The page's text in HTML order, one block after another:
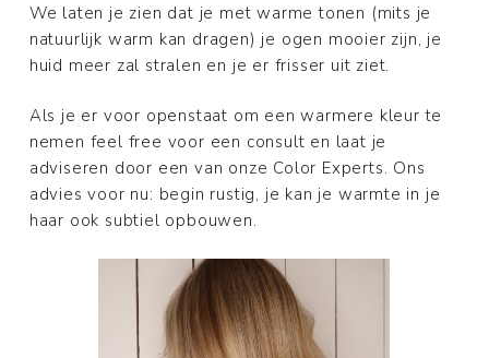
We laten je zien dat je met warme tonen (mits je
natuurlijk warm kan dragen) je ogen mooier zijn, je
huid meer zal stralen en je er frisser uit ziet.
Als je er voor openstaat om een warmere kleur te
nemen feel free voor een consult en laat je
adviseren door een van onze Color Experts. Ons
advies voor nu: begin rustig, je kan je warmte in je
haar ook subtiel opbouwen.